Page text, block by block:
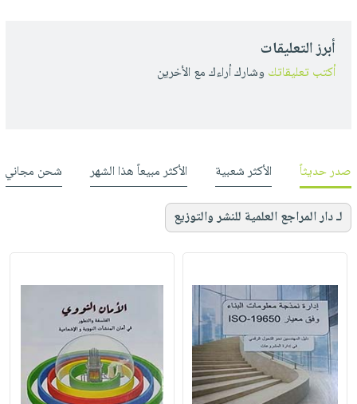
أبرز التعليقات
أكتب تعليقاتك وشارك أراءك مع الأخرين
صدر حديثاً الأكثر شعبية الأكثر مبيعاً هذا الشهر شحن مجاني
لـ دار المراجع العلمية للنشر والتوزيع